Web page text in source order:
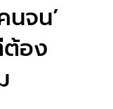
จน’
ต้อง